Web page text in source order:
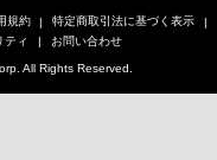
規約
特定商取引法に基づく表示
ティ お問い合わせ
All Rights Reserved.